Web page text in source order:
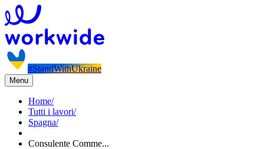
#StandWithUkraine
Menu
Home/
Tutti i lavori/
Spagna/
Consulente Comme...